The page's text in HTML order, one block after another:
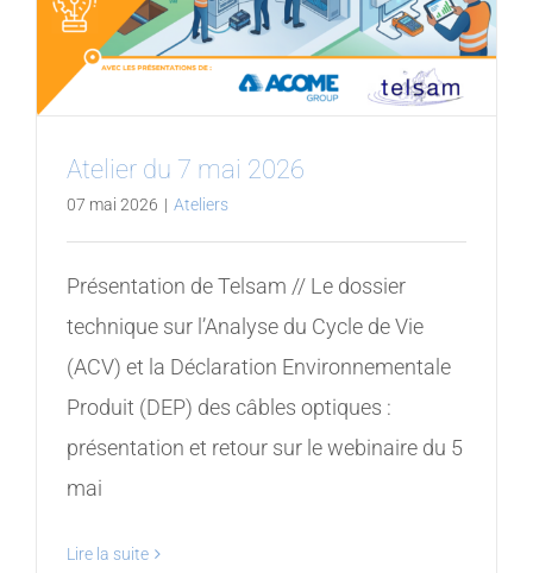
Atelier du 7 mai 2026
07 mai 2026 | Ateliers
Présentation de Telsam // Le dossier
technique sur l’Analyse du Cycle de Vie
(ACV) et la Déclaration Environnementale
Produit (DEP) des câbles optiques :
présentation et retour sur le webinaire du 5
mai
Lire la suite